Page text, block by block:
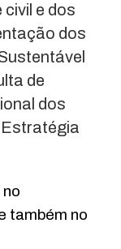
e dos
dos
de
dos
também no